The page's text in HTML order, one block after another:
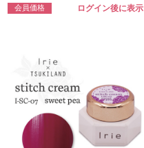
会員価格 ログイン後に表示